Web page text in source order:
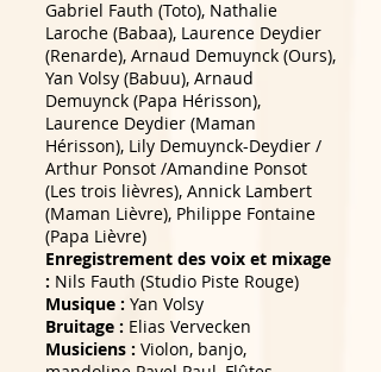
Gabriel Fauth (Toto), Nathalie
Laroche (Babaa), Laurence Deydier
(Renarde), Arnaud Demuynck (Ours),
Yan Volsy (Babuu), Arnaud
Demuynck (Papa Hérisson),
Laurence Deydier (Maman
Hérisson), Lily Demuynck-Deydier /
Arthur Ponsot /Amandine Ponsot
(Les trois lièvres), Annick Lambert
(Maman Lièvre), Philippe Fontaine
(Papa Lièvre)
Enregistrement des voix et mixage
: Nils Fauth (Studio Piste Rouge)
Musique : Yan Volsy
Bruitage : Elias Vervecken
Musiciens : Violon, banjo,